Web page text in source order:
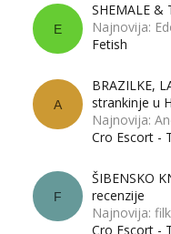
E
SHEMALE &
Najnovija:
Fetish
A
BRAZILKE,
strankinje u
Najnovija:
Cro Escort -
F
ŠIBENSKO
recenzije
Najnovija:
Cro Escort -